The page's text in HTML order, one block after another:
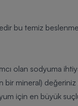
bu temiz
olan sodyuma
mineral)
için en büyük